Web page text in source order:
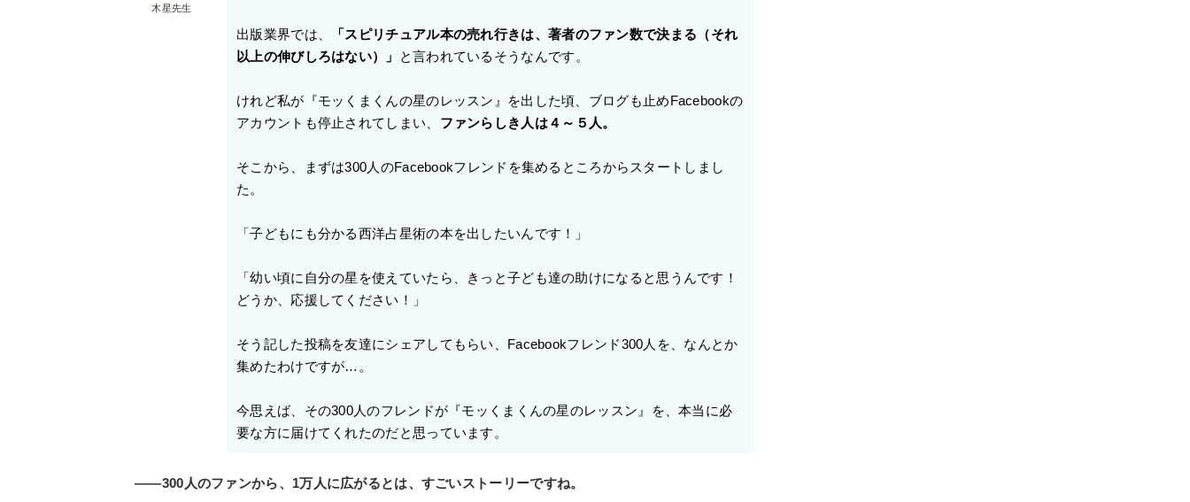
木星先生
出版業界では、
「スピリチュアル本の売れ行きは、著者のファン数で決まる（それ
以上の伸びしろはない）」
と言われているそうなんです。
けれど私が『モッくまくんの星のレッスン』を出した頃、ブログも止めFacebookの
アカウントも停止されてしまい、 ファンらしき人は４～５人。
そこから、まずは300人のFacebookフレンドを集めるところからスタートしまし
た。
「子どもにも分かる西洋占星術の本を出したいんです！」
「幼い頃に自分の星を使えていたら、きっと子ども達の助けになると思うんです！
どうか、応援してください！」
そう記した投稿を友達にシェアしてもらい、Facebookフレンド300人を、なんとか
集めたわけですが…。
今思えば、その300人のフレンドが『モッくまくんの星のレッスン』を、本当に必
要な方に届けてくれたのだと思っています。
――300人のファンから、1万人に広がるとは、すごいストーリーですね。